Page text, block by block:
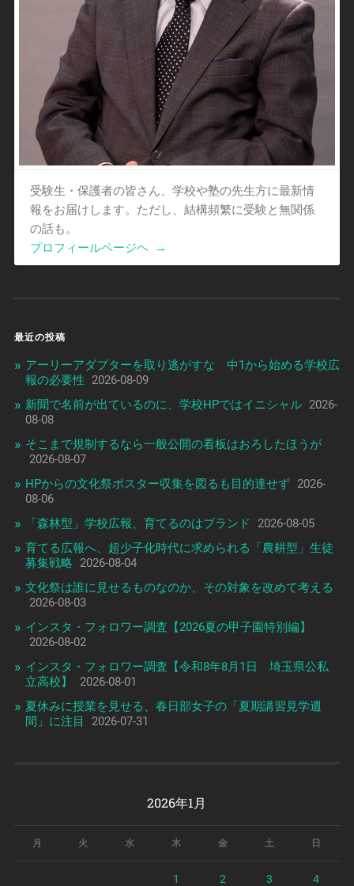
受験生・保護者の皆さん、学校や塾の先生方に最新情
報をお届けします。ただし、結構頻繁に受験と無関係
の話も。
プロフィールページヘ
→
最近の投稿
アーリーアダプターを取り逃がすな 中1から始める学校広
報の必要性
2026-08-09
新聞で名前が出ているのに、学校HPではイニシャル 2026-
08-08
そこまで規制するなら一般公開の看板はおろしたほうが
2026-08-07
HPからの文化祭ポスター収集を図るも目的達せず 2026-
08-06
「森林型」学校広報、育てるのはブランド
2026-08-05
育てる広報へ、超少子化時代に求められる「農耕型」生徒
募集戦略
2026-08-04
文化祭は誰に見せるものなのか、その対象を改めて考える
2026-08-03
インスタ・フォロワー調査【2026夏の甲子園特別編】
2026-08-02
インスタ・フォロワー調査【令和8年8月1日 埼玉県公私
立高校】
2026-08-01
夏休みに授業を見せる、春日部女子の「夏期講習見学週
間」に注目
2026-07-31
2026年1月
月 火 水 木 金 土 日
1 2 3 4